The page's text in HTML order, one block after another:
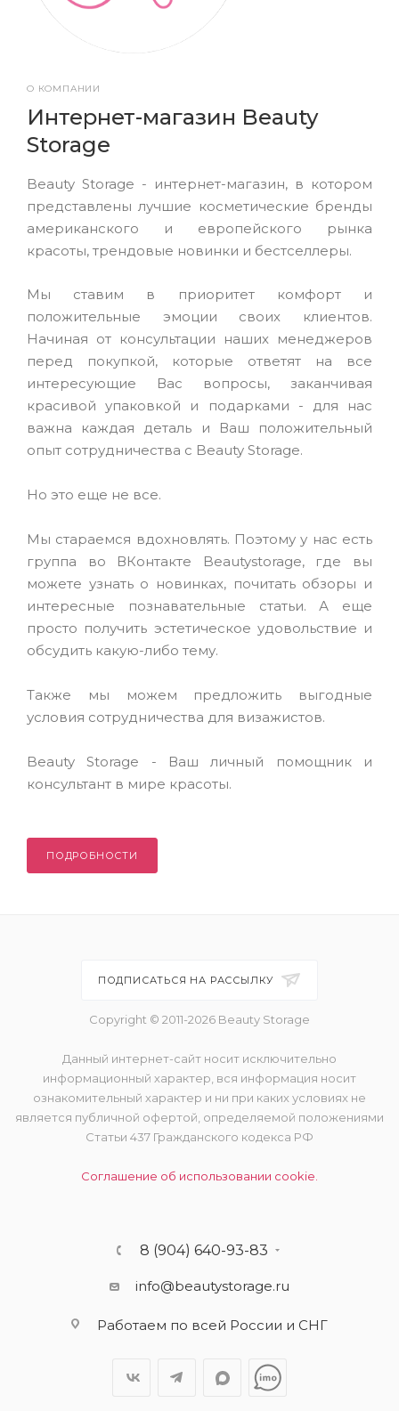
О КОМПАНИИ
Интернет-магазин Beauty
Storage
Beauty Storage - интернет-магазин, в котором
представлены лучшие косметические бренды
американского и европейского рынка
красоты, трендовые новинки и бестселлеры.
Мы ставим в приоритет комфорт и
положительные эмоции своих клиентов.
Начиная от консультации наших менеджеров
перед покупкой, которые ответят на все
интересующие Вас вопросы, заканчивая
красивой упаковкой и подарками - для нас
важна каждая деталь и Ваш положительный
опыт сотрудничества с Beauty Storage.
Но это еще не все.
Мы стараемся вдохновлять. Поэтому у нас есть
группа во ВКонтакте Beautystorage, где вы
можете узнать о новинках, почитать обзоры и
интересные познавательные статьи. А еще
просто получить эстетическое удовольствие и
обсудить какую-либо тему.
Также мы можем предложить выгодные
условия сотрудничества для визажистов.
Beauty Storage - Ваш личный помощник и
консультант в мире красоты.
ПОДРОБНОСТИ
ПОДПИСАТЬСЯ НА РАССЫЛКУ
Copyright © 2011-2026 Beauty Storage
Данный интернет-сайт носит исключительно
информационный характер, вся информация носит
ознакомительный характер и ни при каких условиях не
является публичной офертой, определяемой положениями
Статьи 437 Гражданского кодекса РФ
Соглашение об использовании cookie.
8 (904) 640-93-83
info@beautystorage.ru
Работаем по всей России и СНГ